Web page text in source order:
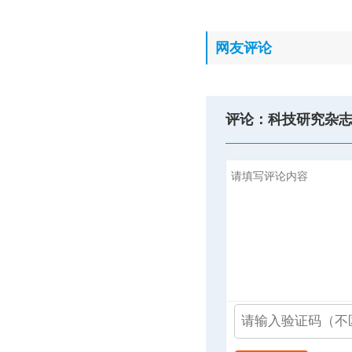
网友评论
评论：科技研究杂志